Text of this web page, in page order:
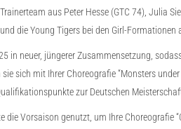
aus Peter Hesse (GTC 74), Julia
die Young Tigers bei den Girl-Formationen
in neuer, jüngerer Zusammensetzung,
sich mit Ihrer Choreografie “Monsters
zur Deutschen
die Vorsaison genutzt, um Ihre Choreografie